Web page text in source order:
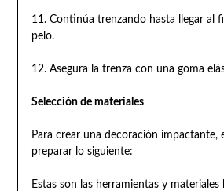
11. Continúa trenzando hasta llegar al
pelo.
12. Asegura la trenza con una goma
Selección de materiales
Para crear una decoración impactante,
preparar lo siguiente:
Estas son las herramientas y materiales